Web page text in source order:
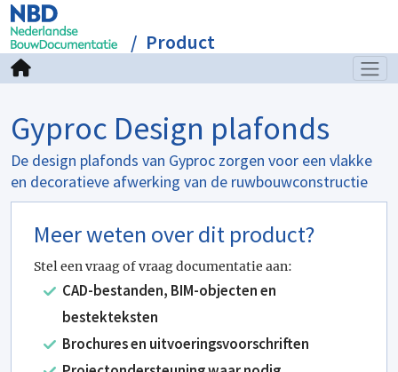
Product
Gyproc Design plafonds
De design plafonds van Gyproc zorgen voor een vlakke
en decoratieve afwerking van de ruwbouwconstructie
Meer weten over dit product?
Stel een vraag of vraag documentatie aan:
CAD-bestanden, BIM-objecten en
bestekteksten
Brochures en uitvoeringsvoorschriften